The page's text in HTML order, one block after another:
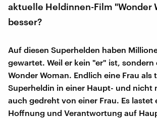
aktuelle Heldinnen-Film "Wonder
besser?
Auf diesen Superhelden haben
gewartet. Weil er kein "er" ist, sondern
Wonder Woman. Endlich eine Frau als
Superheldin in einer Haupt- und nicht
auch gedreht von einer Frau. Es lastet
Hoffnung und Verantwortung auf